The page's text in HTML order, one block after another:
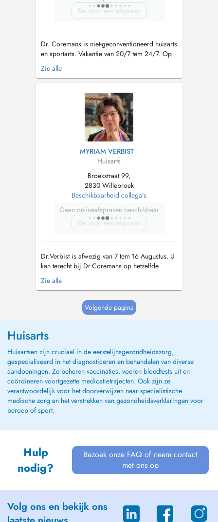
Bel voor een afspraak
Dr. Coremans is niet-geconventioneerd huisarts
en sportarts. Vakantie van 20/7 tem 24/7. Op
20/7 en 21/7 is Wachtpost N16 24/24
geopend. Op de andere dagen kan u terecht
voor afspraken: 014/39.78.04. Voor overige
vragen: 03/886.70.30 Mailadres: pra...
Zie alle
MYRIAM VERBIST
Huisarts
Broekstraat 99,
2830 Willebroek
Beschikbaarheid collega's
Geen onlineafspraken beschikbaar
Bel voor een afspraak
Dr.Verbist is afwezig van 7 tem 16 Augustus. U
kan terecht bij Dr.Coremans op hetzelfde
adres. Dr. Verbist is niet-geconventioneerd
huisarts. CONTACT: Telefoon: voor afspraken:
03/886.70.30 Mailadres:
praktijkhetbroek@gmail.com!!NIEUWE
Zie alle
Volgende pagina
Huisarts
Huisartsen zijn cruciaal in de eerstelijnsgezondheidszorg,
gespecialiseerd in het diagnosticeren en behandelen van diverse
aandoeningen. Ze beheren vaccinaties, voeren bloedtests uit en
coördineren voortgezette medicatietrajecten. Ook zijn ze
verantwoordelijk voor het doorverwijzen naar specialistische
medische zorg en het verstrekken van gezondheidsverklaringen voor
beroep of sport.
Hulp
nodig?
Bezoek onze FAQ of neem contact
met ons op
Volg ons en bekijk ons